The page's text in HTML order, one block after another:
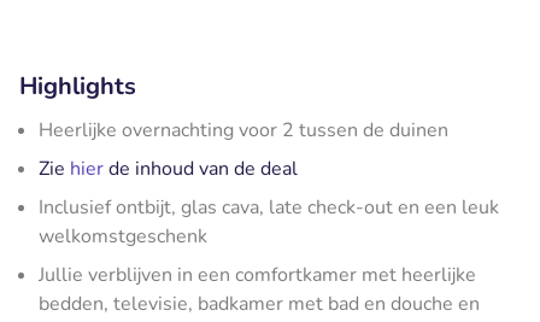
Highlights
Heerlijke overnachting voor 2 tussen de duinen
Zie hierde inhoud van de deal
Inclusief ontbijt, glas cava, late check-out en een leuk
welkomstgeschenk
Jullie verblijven in een comfortkamer met heerlijke
bedden, televisie, badkamer met bad en douche en